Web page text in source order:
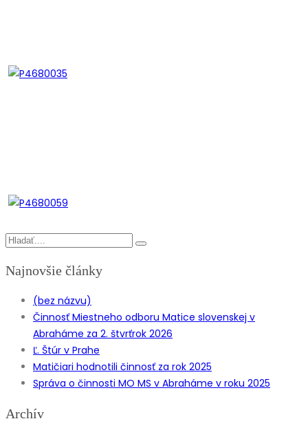
Najnovšie články
(bez názvu)
Činnosť Miestneho odboru Matice slovenskej v
Abraháme za 2. štvrťrok 2026
Ľ. Štúr v Prahe
Matičiari hodnotili činnosť za rok 2025
Správa o činnosti MO MS v Abraháme v roku 2025
Archív